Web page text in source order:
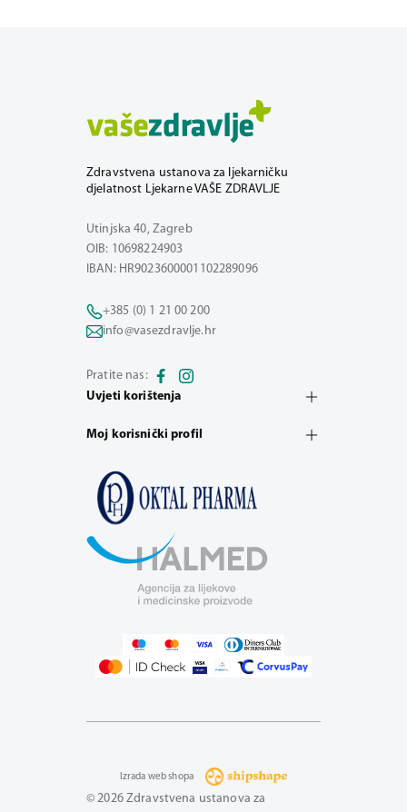
Zdravstvena ustanova za ljekarničku
djelatnost Ljekarne VAŠE ZDRAVLJE
Utinjska 40, Zagreb
OIB: 10698224903
IBAN: HR9023600001102289096
+385 (0) 1 21 00 200
info@vasezdravlje.hr
Pratite nas:
Uvjeti korištenja
Moj korisnički profil
© 2026 Zdravstvena ustanova za
Izrada web shopa